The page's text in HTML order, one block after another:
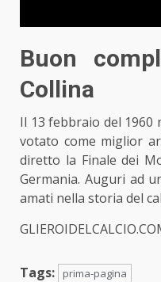
Buon
Collina
Il 13 febbraio del 1960
votato come miglior
diretto la Finale dei
Germania. Auguri ad
amati nella storia del
Tags: prima-pagina